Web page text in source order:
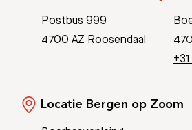
Postbus 999
4700 AZ Roosendaal
Locatie Bergen op Zoom